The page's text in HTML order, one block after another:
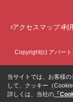
アクセスマップ 利
Copyright(c) アパー
当サイトでは、お客様
して、クッキー（
詳しくは、当社の 「